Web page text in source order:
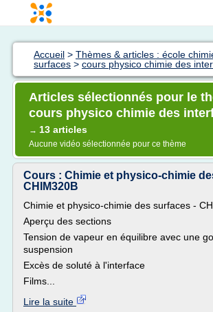
Accueil > Thèmes & articles : école
surfaces > cours physico chimie des
Articles sélectionnés pour le
cours physico chimie des
→ 13 articles
Aucune vidéo sélectionnée pour ce thème
Cours : Chimie et physico-chimie
CHIM320B
Chimie et physico-chimie des surfaces -
Aperçu des sections
Tension de vapeur en équilibre avec une
suspension
Excès de soluté à l'interface
Films...
Lire la suite